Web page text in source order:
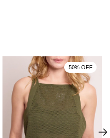
50% OFF